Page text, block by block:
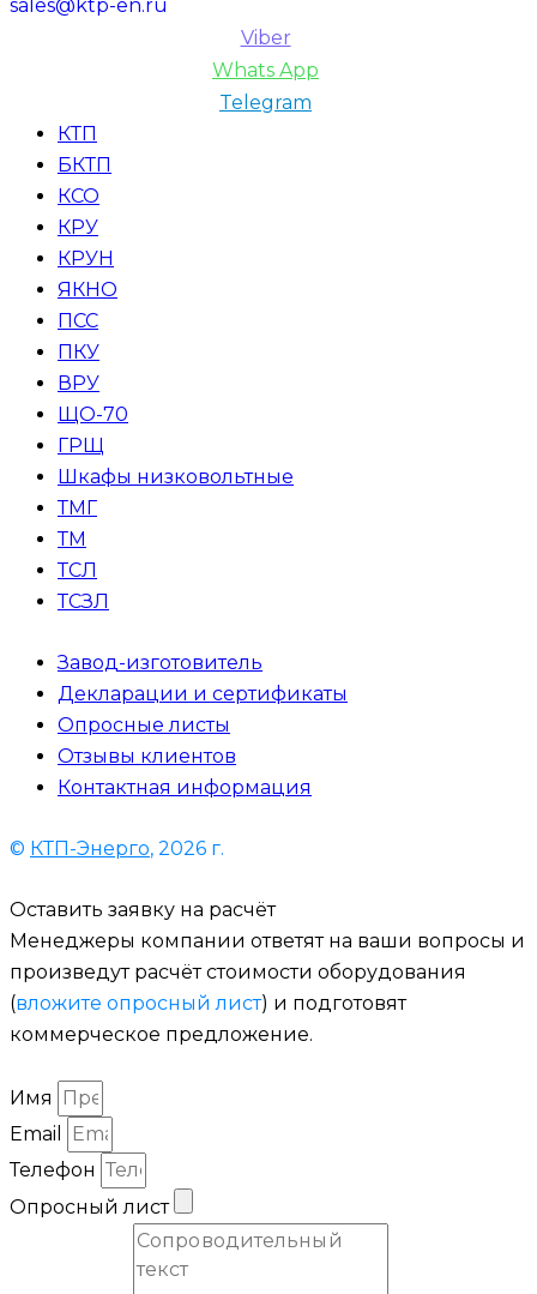
sales@ktp-en.ru
Viber
Whats App
Telegram
КТП
БКТП
КСО
КРУ
КРУН
ЯКНО
ПСС
ПКУ
ВРУ
ЩО-70
ГРЩ
Шкафы низковольтные
ТМГ
ТМ
ТСЛ
ТСЗЛ
Завод-изготовитель
Декларации и сертификаты
Опросные листы
Отзывы клиентов
Контактная информация
© КТП-Энерго, 2026 г.
Оставить заявку на расчёт
Менеджеры компании ответят на ваши вопросы и
произведут расчёт стоимости оборудования
(вложите опросный лист) и подготовят
коммерческое предложение.
Имя
Email
Телефон
Опросный лист